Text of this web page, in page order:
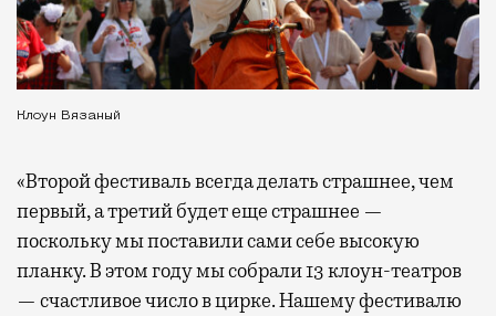
Клоун Вязаный
«Второй фестиваль всегда делать страшнее, чем
первый, а третий будет еще страшнее —
поскольку мы поставили сами себе высокую
планку. В этом году мы собрали 13 клоун-театров
— счастливое число в цирке. Нашему фестивалю